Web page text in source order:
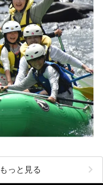
っと見る